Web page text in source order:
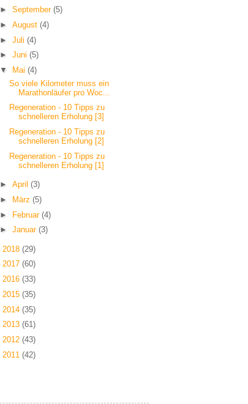
► September (5)
► August (4)
► Juli (4)
► Juni (5)
▼
Mai (4)
So viele Kilometer muss ein
Marathonläufer pro Woc...
Regeneration - 10 Tipps zu
schnelleren Erholung [3]
Regeneration - 10 Tipps zu
schnelleren Erholung [2]
Regeneration - 10 Tipps zu
schnelleren Erholung [1]
► April (3)
►
März (5)
► Februar (4)
► Januar (3)
2018 (29)
2017 (60)
2016 (33)
2015 (35)
2014 (35)
2013 (61)
2012 (43)
2011 (42)